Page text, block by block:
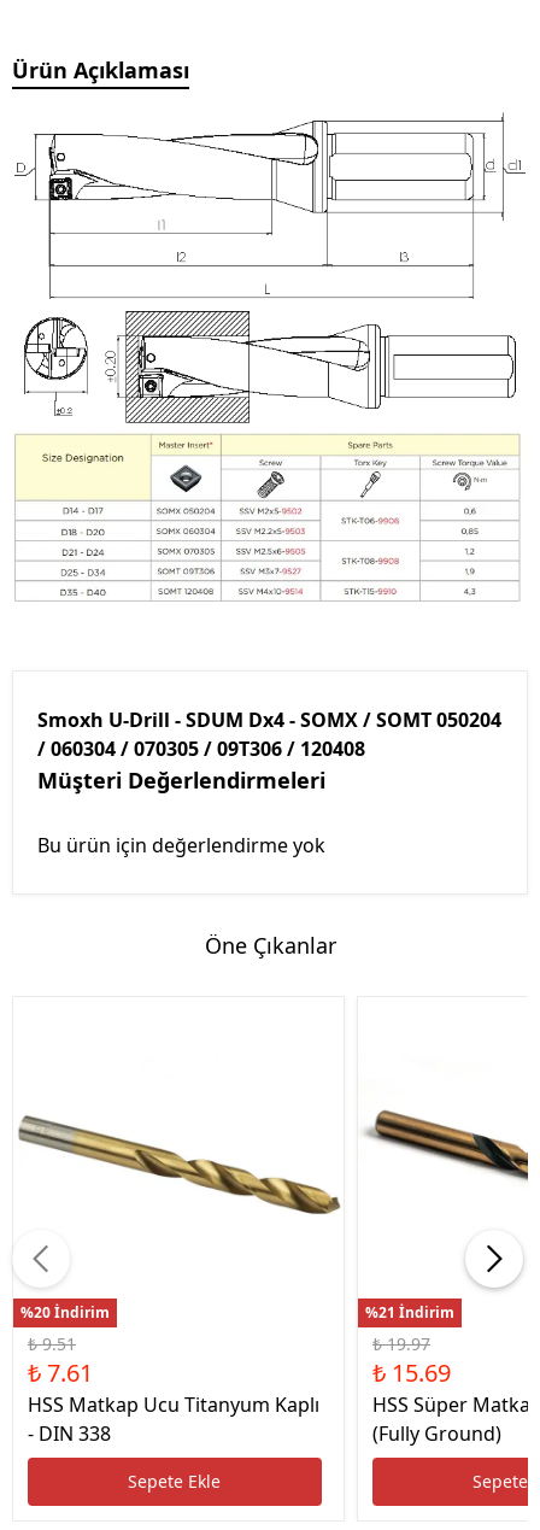
Ürün Açıklaması
Smoxh U-Drill - SDUM Dx4 - SOMX / SOMT 050204
/ 060304 / 070305 / 09T306 / 120408
Müşteri Değerlendirmeleri
Bu ürün için değerlendirme yok
Öne Çıkanlar
%20 İndirim
₺ 9.51
₺ 7.61
HSS Matkap Ucu Titanyum Kaplı
- DIN 338
Sepete Ekle
%21 İndirim
₺ 19.97
₺ 15.69
HSS Süper
(Fully Ground)
Sepete